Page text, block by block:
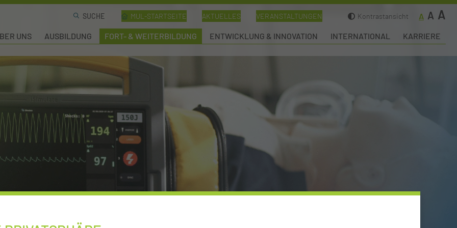
MUL-STARTSEITE AKTUELLES VERANSTALTUNGEN Kontrastansicht A A A
UNS AUSBILDUNG FORT- & WEITERBILDUNG ENTWICKLUNG & INNOVATION INTERNATIONAL KARRIERE